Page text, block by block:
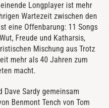
Longplayer ist mehr
Wartezeit zwischen den
eine Offenbarung: 11 Songs
Freude und Katharsis,
Mischung aus Trotz
mehr als 40 Jahren zum
macht.
Dave Sardy gemeinsam
Benmont Tench von Tom